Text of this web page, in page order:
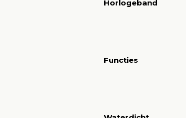
Horlogeband
Functies